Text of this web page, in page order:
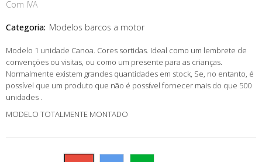
Com IVA
Categoria: Modelos barcos a motor
Modelo 1 unidade Canoa. Cores sortidas. Ideal como um lembrete de
convenções ou visitas, ou como um presente para as crianças.
Normalmente existem grandes quantidades em stock, Se, no entanto, é
possível que um produto que não é possível fornecer mais do que 500
unidades .
MODELO TOTALMENTE MONTADO